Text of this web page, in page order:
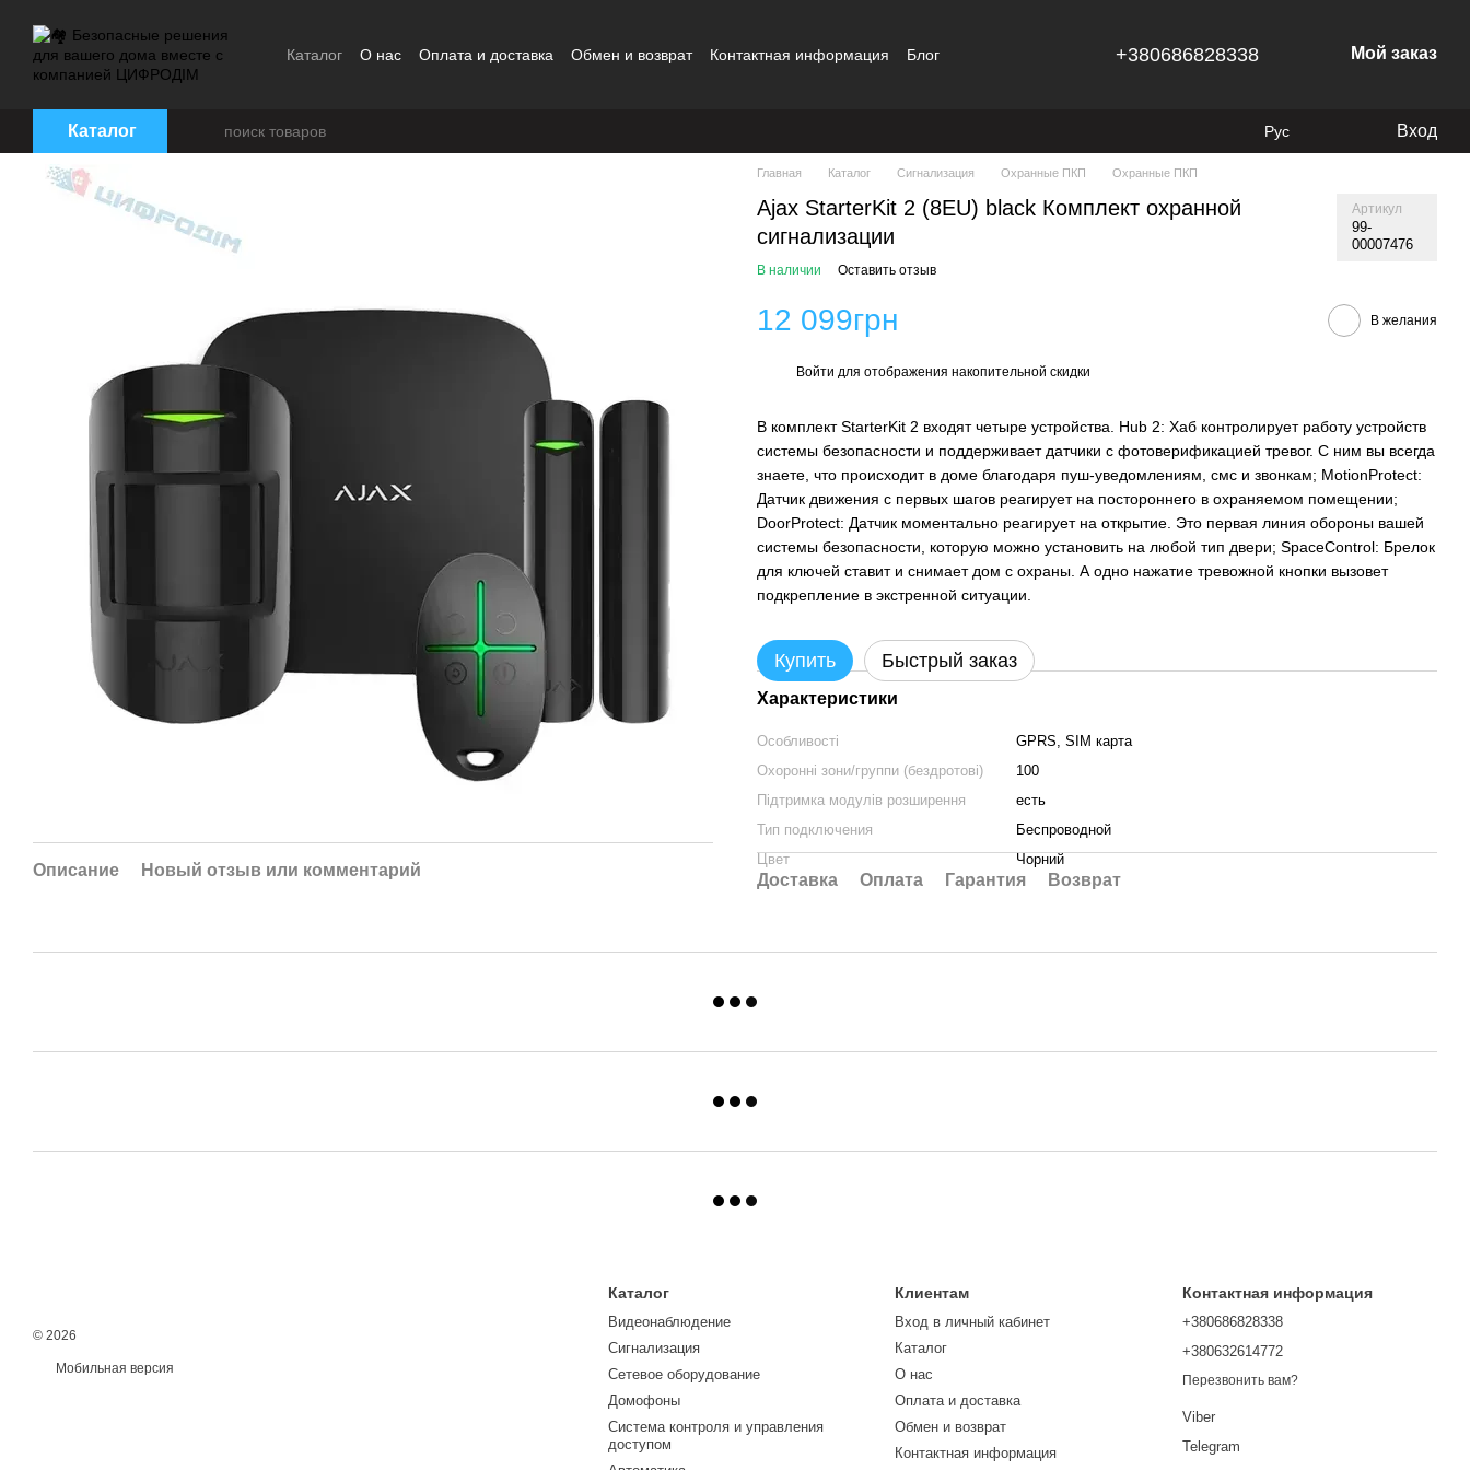
Каталог О нас Оплата и доставка Обмен и возврат Контактная информация
Блог
+380686828338 Мой заказ
Каталог Рус Вход
Описание Новый отзыв или комментарий
Главная Каталог Сигнализация Охранные ПКП Охранные ПКП
Ajax StarterKit 2 (8EU) black Комплект охранной
сигнализации
Артикул
99-
00007476
В наличии Оставить отзыв
12 099грн В желания
Войти для отображения накопительной скидки
В комплект StarterKit 2 входят четыре устройства. Hub 2: Хаб контролирует работу устройств
системы безопасности и поддерживает датчики с фотоверификацией тревог. С ним вы всегда
знаете, что происходит в доме благодаря пуш-уведомлениям, смс и звонкам; MotionProtect:
Датчик движения с первых шагов реагирует на постороннего в охраняемом помещении;
DoorProtect: Датчик моментально реагирует на открытие. Это первая линия обороны вашей
системы безопасности, которую можно установить на любой тип двери; SpaceControl: Брелок
для ключей ставит и снимает дом с охраны. А одно нажатие тревожной кнопки вызовет
подкрепление в экстренной ситуации.
Купить Быстрый заказ
Характеристики
Особливості
GPRS, SIM карта
Охоронні зони/группи (бездротові)
100
Підтримка модулів розширення
есть
Тип подключения
Беспроводной
Цвет
Чорний
Доставка Оплата Гарантия Возврат
© 2026
Мобильная версия
Каталог
Видеонаблюдение
Сигнализация
Сетевое оборудование
Домофоны
Система контроля и управления
доступом
Клиентам
Вход в личный кабинет
Каталог
О нас
Оплата и доставка
Обмен и возврат
Контактная информация
Контактная информация
+380686828338
+380632614772
Перезвонить вам?
Viber
Telegram